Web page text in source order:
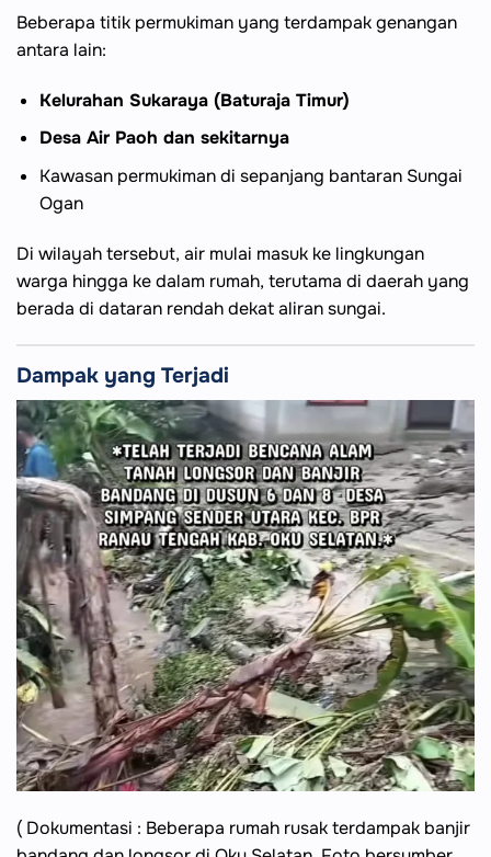
Beberapa titik permukiman yang terdampak genangan
antara lain:
Kelurahan Sukaraya (Baturaja Timur)
Desa Air Paoh dan sekitarnya
Kawasan permukiman di sepanjang bantaran Sungai
Ogan
Di wilayah tersebut, air mulai masuk ke lingkungan
warga hingga ke dalam rumah, terutama di daerah yang
berada di dataran rendah dekat aliran sungai.
Dampak yang Terjadi
( Dokumentasi : Beberapa rumah rusak terdampak banjir